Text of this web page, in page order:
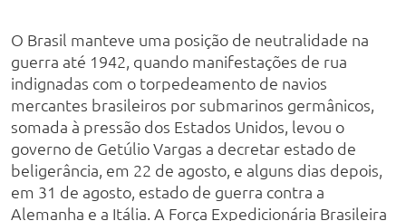
O Brasil manteve uma posição de neutralidade na
guerra até 1942, quando manifestações de rua
indignadas com o torpedeamento de navios
mercantes brasileiros por submarinos germânicos,
somada à pressão dos Estados Unidos, levou o
governo de Getúlio Vargas a decretar estado de
beligerância, em 22 de agosto, e alguns dias depois,
em 31 de agosto, estado de guerra contra a
Alemanha e a Itália. A Força Expedicionária Brasileira